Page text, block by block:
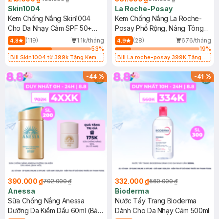
Skin1004
Kem Chống Nắng Skin1004
Cho Da Nhạy Cảm SPF 50+
50ml
4.8 (119)
1.1k/tháng
53%
Bill Skin1004 từ 399k Tặng Kem
SPF 50+ 20ml (SL Có Hạn)
La Roche-Posay
Kem Chống Nắng La Roche-
Posay Phổ Rộng, Nâng Tông
Kiềm Dầu 50ml
4.9 (28)
676/tháng
19%
Bill La roche-posay 399K Tặng
(SL có hạn)
-44%
390.000 ₫702.000 ₫
Anessa
Sữa Chống Nắng Anessa
Dưỡng Da Kiềm Dầu 60ml (Bản
-41%
332.000 ₫560.000 ₫
Bioderma
Nước Tẩy Trang Bioderma
Dành Cho Da Nhạy Cảm 500ml